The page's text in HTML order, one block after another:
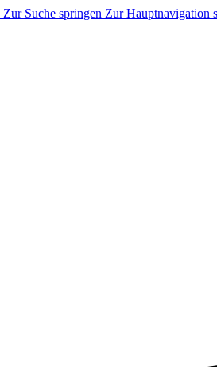
Zur Suche springen Zur Hauptnavigation